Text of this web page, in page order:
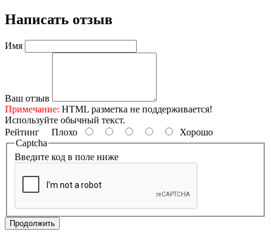
Написать отзыв
Имя
Ваш отзыв
Примечание: HTML разметка не поддерживается!
Используйте обычный текст.
Рейтинг Плохо
Хорошо
Captcha
Введите код в поле ниже
Продолжить